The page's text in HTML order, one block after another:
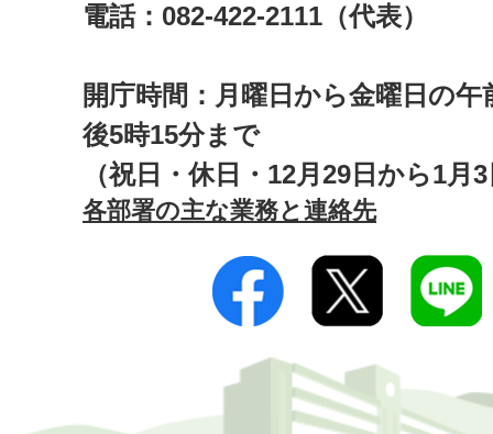
電話：082-422-2111（代表）
開庁時間：月曜日から金曜日の午
後5時15分まで
（祝日・休日・12月29日から1月
各部署の主な業務と連絡先